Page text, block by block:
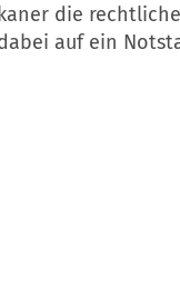
die
auf ein